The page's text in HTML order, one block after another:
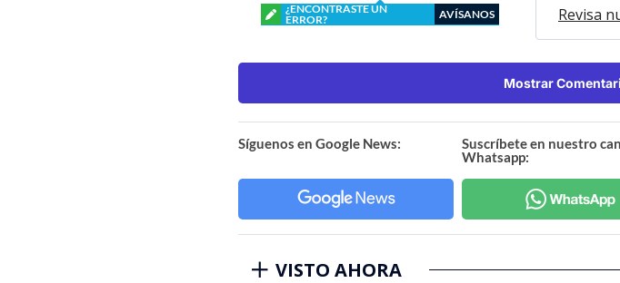
¿ENCONTRASTE UN
ERROR?
AVÍSANOS Revisa
Mostrar
Síguenos en Google News:
Suscríbete en nuestro
Whatsapp:
VISTO AHORA